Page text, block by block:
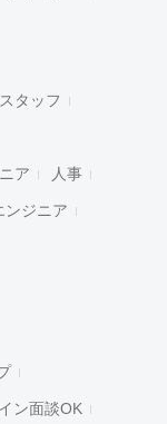
タッフ
ア 人事
ンジニア
ン面談OK